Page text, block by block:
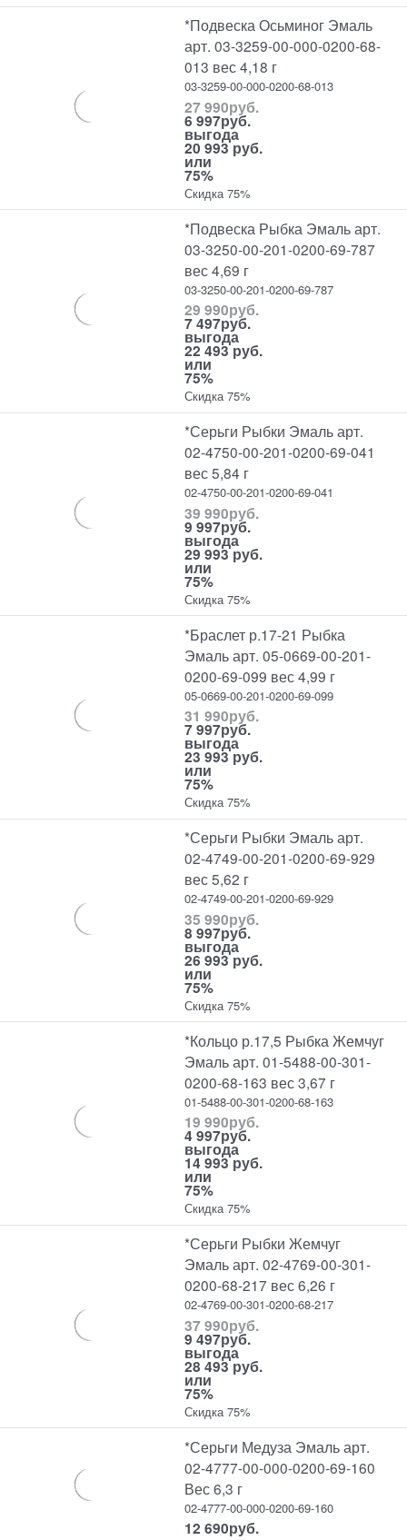
*Подвеска Осьминог Эмаль
арт. 03-3259-00-000-0200-68-
013 вес 4,18 г
03-3259-00-000-0200-68-013
27 990руб.
6 997руб.
выгода
20 993 руб.
или
75%
Скидка 75%
*Подвеска Рыбка Эмаль арт.
03-3250-00-201-0200-69-787
вес 4,69 г
03-3250-00-201-0200-69-787
29 990руб.
7 497руб.
выгода
22 493 руб.
или
75%
Скидка 75%
*Серьги Рыбки Эмаль арт.
02-4750-00-201-0200-69-041
вес 5,84 г
02-4750-00-201-0200-69-041
39 990руб.
9 997руб.
выгода
29 993 руб.
или
75%
Скидка 75%
*Браслет р.17-21 Рыбка
Эмаль арт. 05-0669-00-201-
0200-69-099 вес 4,99 г
05-0669-00-201-0200-69-099
31 990руб.
7 997руб.
выгода
23 993 руб.
или
75%
Скидка 75%
*Серьги Рыбки Эмаль арт.
02-4749-00-201-0200-69-929
вес 5,62 г
02-4749-00-201-0200-69-929
35 990руб.
8 997руб.
выгода
26 993 руб.
или
75%
Скидка 75%
*Кольцо р.17,5 Рыбка Жемчуг
Эмаль арт. 01-5488-00-301-
0200-68-163 вес 3,67 г
01-5488-00-301-0200-68-163
19 990руб.
4 997руб.
выгода
14 993 руб.
или
75%
Скидка 75%
*Серьги Рыбки Жемчуг
Эмаль арт. 02-4769-00-301-
0200-68-217 вес 6,26 г
02-4769-00-301-0200-68-217
37 990руб.
9 497руб.
выгода
28 493 руб.
или
75%
Скидка 75%
*Серьги Медуза Эмаль арт.
02-4777-00-000-0200-69-160
Вес 6,3 г
02-4777-00-000-0200-69-160
12 690руб.